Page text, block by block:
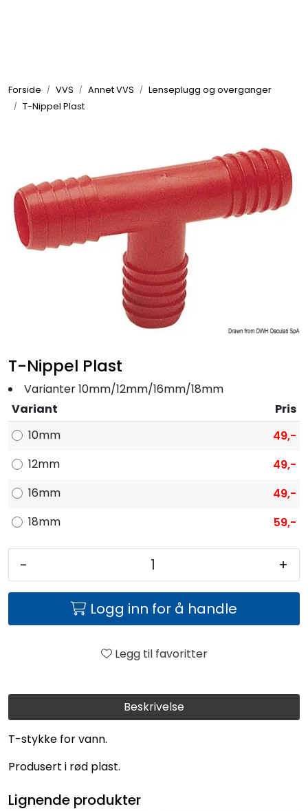
Forside VVS Annet VVS
Lenseplugg og overganger
T-Nippel Plast
Beskrivelse
T-stykke for vann.
Produsert i rød plast.
T-Nippel Plast
Varianter 10mm/12mm/16mm/18mm
Variant
Pris
10mm
49,-
12mm
49,-
16mm
49,-
18mm
59,-
- +
Logg inn for å handle
Legg til favoritter
Lignende produkter
Elektrisk
Komfort
VVS
Båtpleie/Opplag
Seil